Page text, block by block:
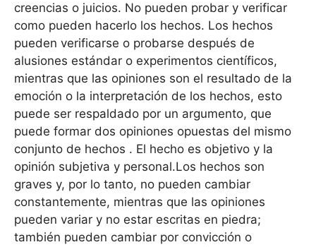
creencias o juicios. No pueden probar y verificar
como pueden hacerlo los hechos. Los hechos
pueden verificarse o probarse después de
alusiones estándar o experimentos científicos,
mientras que las opiniones son el resultado de la
emoción o la interpretación de los hechos, esto
puede ser respaldado por un argumento, que
puede formar dos opiniones opuestas del mismo
conjunto de hechos . El hecho es objetivo y la
opinión subjetiva y personal.Los hechos son
graves y, por lo tanto, no pueden cambiar
constantemente, mientras que las opiniones
pueden variar y no estar escritas en piedra;
también pueden cambiar por convicción o